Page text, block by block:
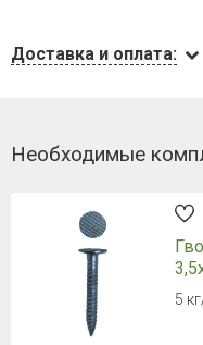
Доставка и оплата:
Необходимые
5